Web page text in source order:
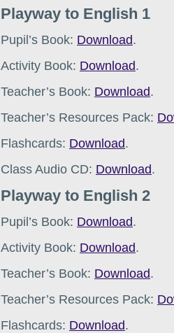
Playway to English 1
Pupil’s Book: Download.
Activity Book: Download.
Teacher’s Book: Download.
Teacher’s Resources Pack:
Flashcards: Download.
Class Audio CD: Download.
Playway to English 2
Pupil’s Book: Download.
Activity Book: Download.
Teacher’s Book: Download.
Teacher’s Resources Pack:
Flashcards: Download.